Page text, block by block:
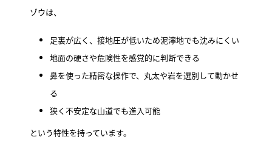
ゾウは、
足裏が広く、接地圧が低いため泥濘地でも沈みにくい
地面の硬さや危険性を感覚的に判断できる
鼻を使った精密な操作で、丸太や岩を選別して動かせ
る
狭く不安定な山道でも進入可能
という特性を持っています。